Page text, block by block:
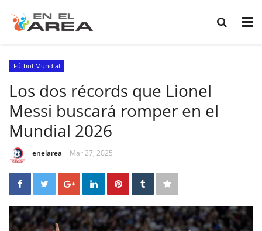
Fútbol Mundial
Los dos récords que Lionel
Messi buscará romper en el
Mundial 2026
enelarea Mar 27, 2025